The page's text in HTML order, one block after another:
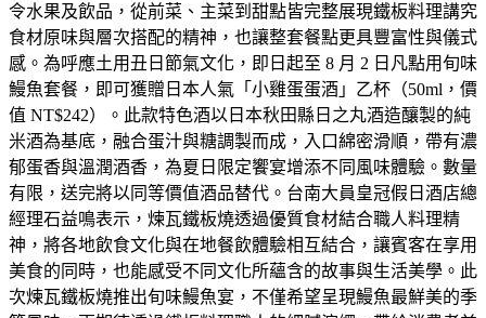
令水果及飲品，從前菜、主菜到甜點皆完整展現鐵板料理講究
食材原味與層次搭配的精神，也讓整套餐點更具豐富性與儀式
感。為呼應土用丑日節氣文化，即日起至 8 月 2 日凡點用旬味
鰻魚套餐，即可獲贈日本人氣「小雞蛋蛋酒」乙杯（50ml，價
值 NT$242）。此款特色酒以日本秋田縣日之丸酒造釀製的純
米酒為基底，融合蛋汁與糖調製而成，入口綿密滑順，帶有濃
郁蛋香與溫潤酒香，為夏日限定饗宴增添不同風味體驗。數量
有限，送完將以同等價值酒品替代。台南大員皇冠假日酒店總
經理石益鳴表示，煉瓦鐵板燒透過優質食材結合職人料理精
神，將各地飲食文化與在地餐飲體驗相互結合，讓賓客在享用
美食的同時，也能感受不同文化所蘊含的故事與生活美學。此
次煉瓦鐵板燒推出旬味鰻魚宴，不僅希望呈現鰻魚最鮮美的季